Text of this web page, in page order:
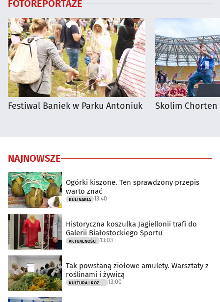
FOTOREPORTAŻE
Festiwal Baniek w Parku Antoniuk Skolim Chorten
NAJNOWSZE
Ogórki kiszone. Ten sprawdzony przepis
warto znać
KULINARIA 13:40
Historyczna koszulka Jagiellonii trafi do
Galerii Białostockiego Sportu
AKTUALNOŚCI 13:03
Tak powstaną ziołowe amulety. Warsztaty z
roślinami i żywicą
13:00